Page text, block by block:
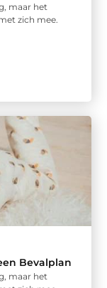
maar het
zich mee.
Bevalplan
maar het